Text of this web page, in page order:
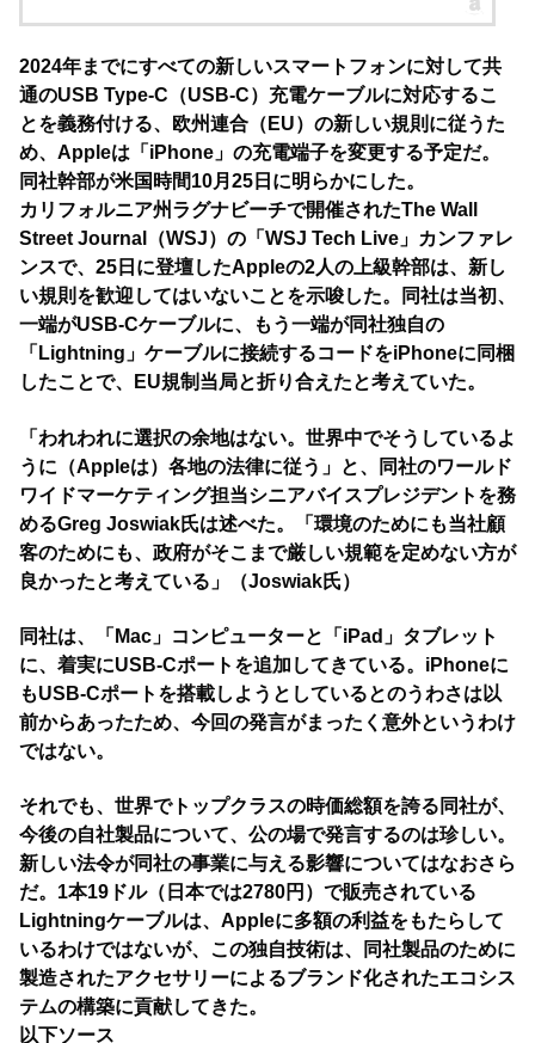
2024年までにすべての新しいスマートフォンに対して共
通のUSB Type-C（USB-C）充電ケーブルに対応するこ
とを義務付ける、欧州連合（EU）の新しい規則に従うた
め、Appleは「iPhone」の充電端子を変更する予定だ。
同社幹部が米国時間10月25日に明らかにした。
カリフォルニア州ラグナビーチで開催されたThe Wall
Street Journal（WSJ）の「WSJ Tech Live」カンファレ
ンスで、25日に登壇したAppleの2人の上級幹部は、新し
い規則を歓迎してはいないことを示唆した。同社は当初、
一端がUSB-Cケーブルに、もう一端が同社独自の
「Lightning」ケーブルに接続するコードをiPhoneに同梱
したことで、EU規制当局と折り合えたと考えていた。
「われわれに選択の余地はない。世界中でそうしているよ
うに（Appleは）各地の法律に従う」と、同社のワールド
ワイドマーケティング担当シニアバイスプレジデントを務
めるGreg Joswiak氏は述べた。「環境のためにも当社顧
客のためにも、政府がそこまで厳しい規範を定めない方が
良かったと考えている」（Joswiak氏）
同社は、「Mac」コンピューターと「iPad」タブレット
に、着実にUSB-Cポートを追加してきている。iPhoneに
もUSB-Cポートを搭載しようとしているとのうわさは以
前からあったため、今回の発言がまったく意外というわけ
ではない。
それでも、世界でトップクラスの時価総額を誇る同社が、
今後の自社製品について、公の場で発言するのは珍しい。
新しい法令が同社の事業に与える影響についてはなおさら
だ。1本19ドル（日本では2780円）で販売されている
Lightningケーブルは、Appleに多額の利益をもたらして
いるわけではないが、この独自技術は、同社製品のために
製造されたアクセサリーによるブランド化されたエコシス
テムの構築に貢献してきた。
以下ソース